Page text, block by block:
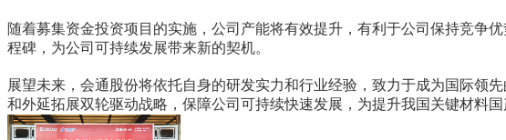
随着募集资金投资项目的实施，公司产能将有效提升，有利于公司保持竞争
程碑 ， 为公司可持续发展带来新的契机。
展望未来 ， 会通股份将依托自身的研发实力和行业经验，致力于成为国际领
和外延拓展双轮驱动战略，保障公司可持续快速发展，为提升我国关键材料国